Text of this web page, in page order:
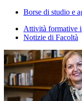
Borse di studio e
Attività formative
Notizie di Facoltà